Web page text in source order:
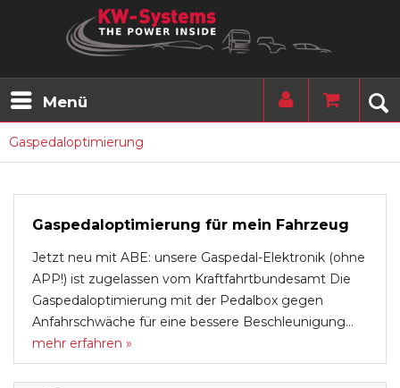
Menü
Gaspedaloptimierung
Gaspedaloptimierung für mein Fahrzeug
Jetzt neu mit ABE: unsere Gaspedal-Elektronik (ohne
APP!) ist zugelassen vom Kraftfahrtbundesamt Die
Gaspedaloptimierung mit der Pedalbox gegen
Anfahrschwäche für eine bessere Beschleunigung...
mehr erfahren »